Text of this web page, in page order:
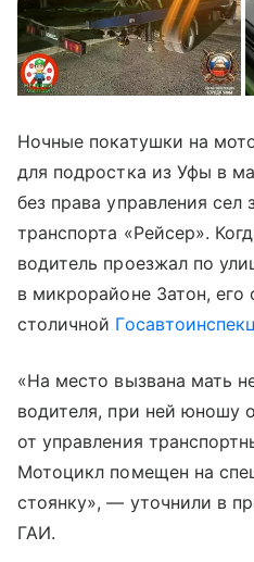
Ночные покатушки на
для подростка из Уфы в
без права управления сел
транспорта «Рейсер».
водитель проезжал по
в микрорайоне Затон, его
столичной
«На место вызвана мать
водителя, при ней юношу
от управления
Мотоцикл помещен на
стоянку», — уточнили в
ГАИ.